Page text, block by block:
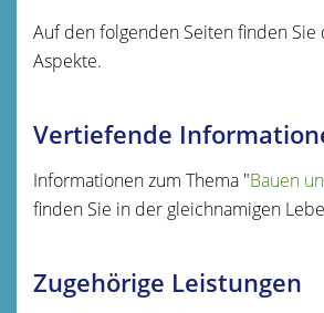
Auf den folgenden Seiten finden
Aspekte.
Vertiefende
Informationen zum Thema "Bauen
finden Sie in der gleichnamigen
Zugehörige Leistungen